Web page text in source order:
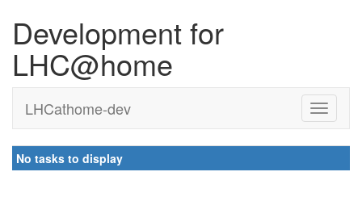
Development for
LHC@home
LHCathome-dev
No tasks to display